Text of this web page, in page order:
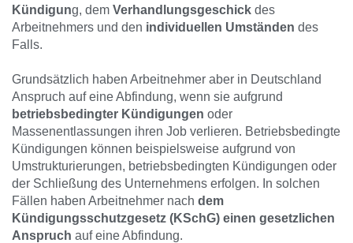
Kündigung, dem Verhandlungsgeschick des
Arbeitnehmers und den individuellen Umständen des
Falls.
Grundsätzlich haben Arbeitnehmer aber in Deutschland
Anspruch auf eine Abfindung, wenn sie aufgrund
betriebsbedingter Kündigungen oder
Massenentlassungen ihren Job verlieren. Betriebsbedingte
Kündigungen können beispielsweise aufgrund von
Umstrukturierungen, betriebsbedingten Kündigungen oder
der Schließung des Unternehmens erfolgen. In solchen
Fällen haben Arbeitnehmer nach dem
Kündigungsschutzgesetz (KSchG) einen gesetzlichen
Anspruch auf eine Abfindung.